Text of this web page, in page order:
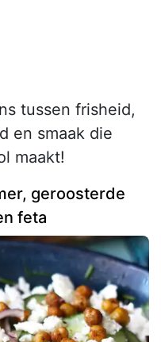
tussen frisheid,
en smaak die
maakt!
geroosterde
feta